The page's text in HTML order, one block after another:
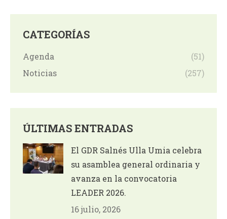
CATEGORÍAS
Agenda
(51)
Noticias
(257)
ÚLTIMAS ENTRADAS
El GDR Salnés Ulla Umia celebra
su asamblea general ordinaria y
avanza en la convocatoria
LEADER 2026.
16 julio, 2026